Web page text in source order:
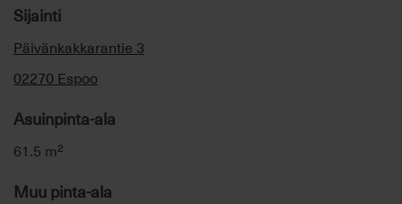
Sijainti
Päivänkakkarantie 3
02270 Espoo
Asuinpinta-ala
61.5 m²
Muu pinta-ala